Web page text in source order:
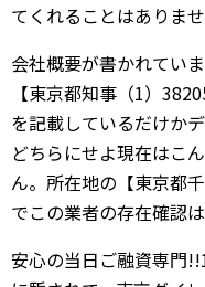
てくれることはありませ
会社概要が書かれてい
【東京都知事（1）
を記載しているだけか
どちらにせよ現在はこ
ん。所在地の【東京都
でこの業者の存在確認は
安心の当日ご融資専門